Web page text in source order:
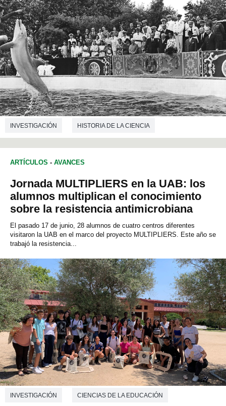
INVESTIGACIÓN HISTORIA DE LA CIENCIA
ARTÍCULOS - AVANCES
Jornada MULTIPLIERS en la UAB: los
alumnos multiplican el conocimiento
sobre la resistencia antimicrobiana
El pasado 17 de junio, 28 alumnos de cuatro centros diferentes
visitaron la UAB en el marco del proyecto MULTIPLIERS. Este año se
trabajó la resistencia...
INVESTIGACIÓN CIENCIAS DE LA EDUCACIÓN